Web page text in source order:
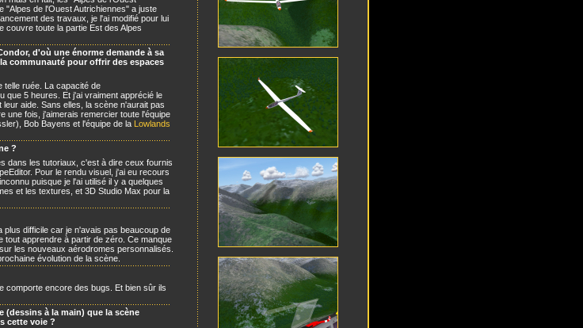
"Alpes de l'Ouest Autrichiennes" a juste
des travaux, je l'ai modifié pour lui
couvre toute la partie Est des Alpes
d'où une énorme demande à sa
communauté pour offrir des espaces
telle ruée. La capacité de
que 5 heures. Et j'ai vraiment apprécié le
aide. Sans elles, la scène n'aurait pas
une fois, j'aimerais remercier toute l'équipe
Bob Bayens et l'équipe de la Lowlands
?
dans les tutoriaux, c'est à dire ceux fournis
Pour le rendu visuel, j'ai eu recours
puisque je l'ai utilisé il y a quelques
et les textures, et 3D Studio Max pour la
plus difficile car je n'avais pas beaucoup de
tout apprendre à partir de zéro. Ce manque
les nouveaux aérodromes personnalisés.
évolution de la scène.
comporte encore des bugs. Et bien sûr ils
(dessins à la main) que la scène
cette voie ?